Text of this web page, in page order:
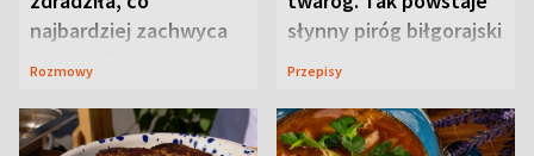
najbardziej zachwyca
ją w Lublinie
Rozmowy
słynny piróg biłgorajski
Przepisy